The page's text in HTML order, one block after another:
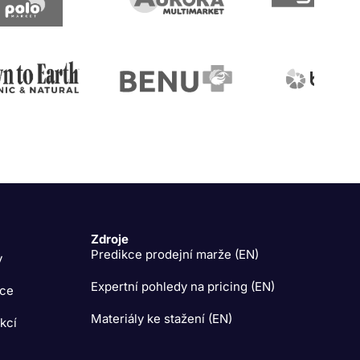
Zdroje
Predikce prodejní marže (EN)
Expertní pohledy na pricing (EN)
Materiály ke stažení (EN)